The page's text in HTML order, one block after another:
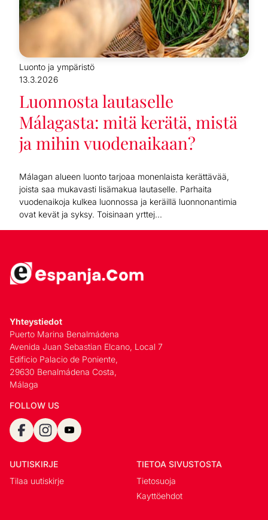
Luonto ja ympäristö
13.3.2026
Luonnosta lautaselle
Málagasta: mitä kerätä, mistä
ja mihin vuodenaikaan?
Málagan alueen luonto tarjoaa monenlaista kerättävää,
joista saa mukavasti lisämakua lautaselle. Parhaita
vuodenaikoja kulkea luonnossa ja keräillä luonnonantimia
ovat kevät ja syksy. Toisinaan yrttej...
Yhteystiedot
Puerto Marina Benalmádena
Avenida Juan Sebastian Elcano, Local 7
Edificio Palacio de Poniente,
29630 Benalmádena Costa,
Málaga
FOLLOW US
UUTISKIRJE
Tilaa uutiskirje
TIETOA SIVUSTOSTA
Tietosuoja
Kayttöehdot